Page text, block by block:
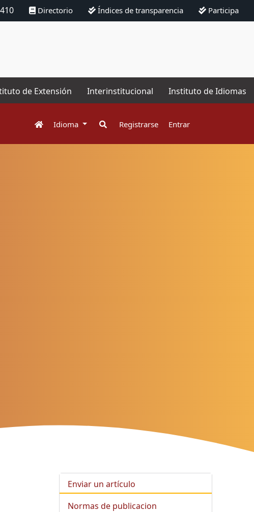
Directorio Índices de transparencia Participa
de Extensión Interinstitucional Instituto de Idiomas
Idioma Registrarse Entrar
Enviar un artículo
Normas de publicacion